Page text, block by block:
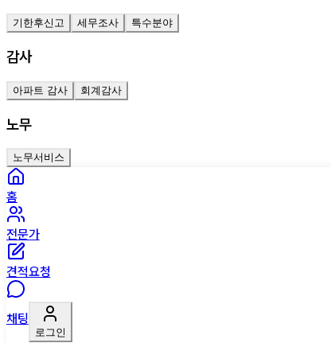
기한후신고 세무조사 특수분야
감사
아파트 감사 회계감사
노무
노무서비스
홈
전문가
견적요청
채팅
로그인